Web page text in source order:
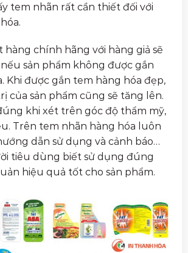
tem nhãn rất cần thiết đối với
hàng chính hãng với hàng giả sẽ
sản phẩm không được gắn
Khi được gắn tem hàng hóa đẹp,
của sản phẩm cũng sẽ tăng lên.
khi xét trên góc độ thẩm mỹ,
Trên tem nhãn hàng hóa luôn
dẫn sử dụng và cảnh báo…
tiêu dùng biết sử dụng đúng
hiệu quả tốt cho sản phẩm.